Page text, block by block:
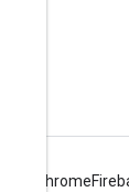
Chrome